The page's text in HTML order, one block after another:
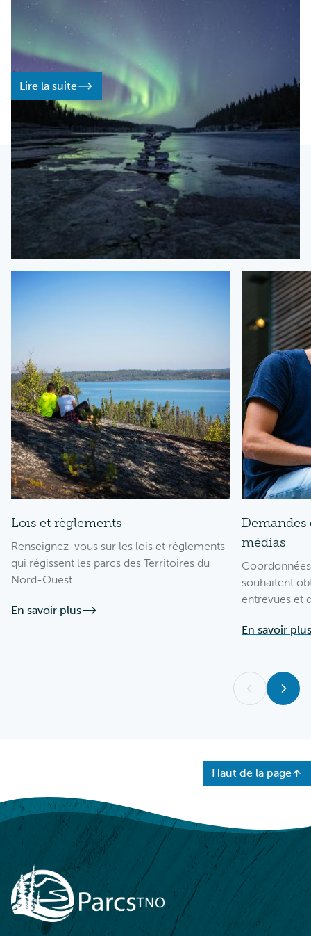
fréquentation des parcs et les commentaires de nos
visiteurs afin de guider et d’orienter la gestion des parcs
des TNO.
Lire la suite
EN SAVOIR PLUS
En savoir plus sur les parcs
des TNO
Lois et règlements
Renseignez-vous sur les lois et règlements
qui régissent les parcs des Territoires du
Nord-Ouest.
En savoir plus
Demandes
médias
souhaitent
entrevues et
En savoir
Haut de la page
NWT Parks